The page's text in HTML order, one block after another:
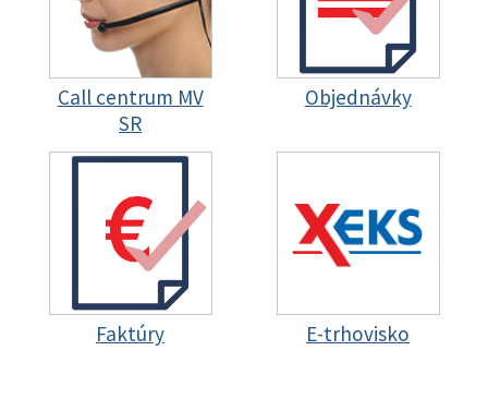
Call centrum MV
SR
Objednávky
Faktúry E-trhovisko